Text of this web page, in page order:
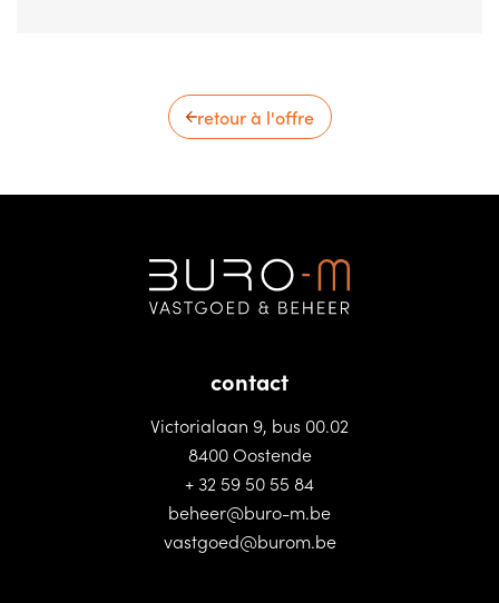
retour à l'offre
contact
Victorialaan 9, bus 00.02
8400 Oostende
+ 32 59 50 55 84
beheer@buro-m.be
vastgoed@burom.be